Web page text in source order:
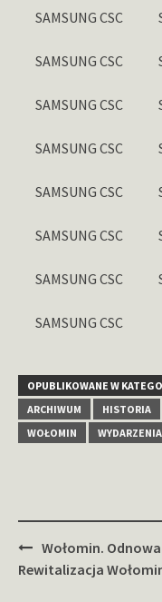
SAMSUNG CSC
SAMSUNG CSC
SAMSUNG CSC
SAMSUNG CSC
SAMSUNG CSC
SAMSUNG CSC
SAMSUNG CSC
SAMSUNG CSC
OPUBLIKOWANE W
ARCHIWUM
HISTORIA
WOŁOMIN
WYDARZENIA
Zobacz
wpisy
Wołomin.
Rewitalizacja